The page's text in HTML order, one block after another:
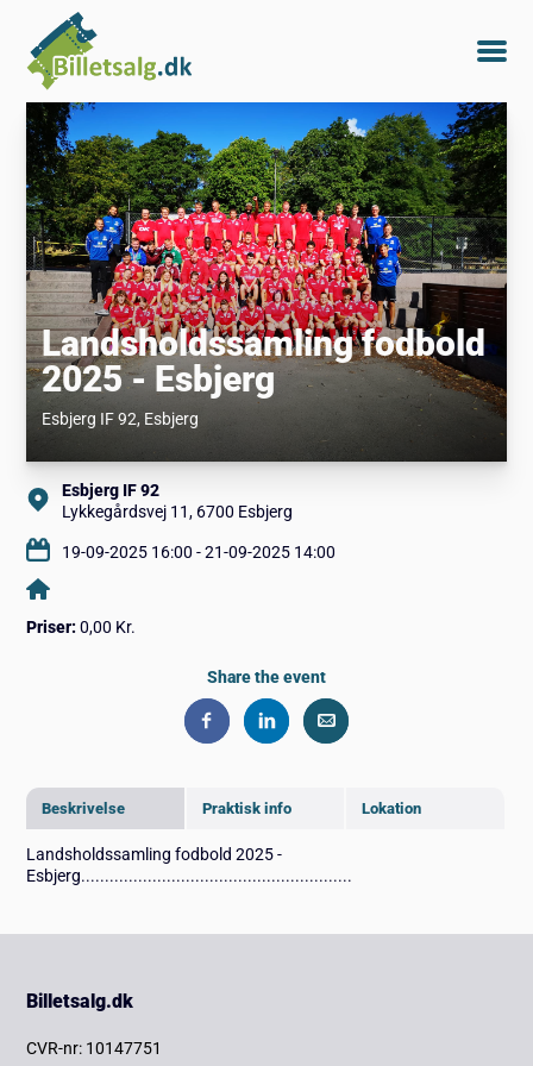
Landsholdssamling fodbold
2025 - Esbjerg
Esbjerg IF 92, Esbjerg
Beskrivelse Praktisk info Lokation
Landsholdssamling fodbold 2025 -
Esbjerg.........................................................
Esbjerg IF 92
Lykkegårdsvej 11, 6700 Esbjerg
19-09-2025 16:00 - 21-09-2025 14:00
Priser: 0,00 Kr.
Share the event
Billetsalg.dk
CVR-nr: 10147751